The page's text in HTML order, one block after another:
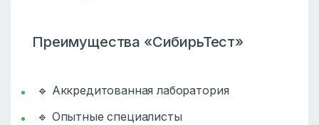
Преимущества «СибирьТест»
🔹 Аккредитованная лаборатория
🔹 Опытные специалисты